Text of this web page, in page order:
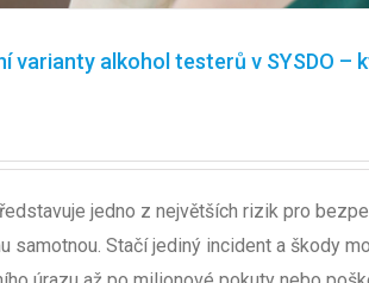
varianty alkohol testerů v SYSDO –
jedno z největších rizik pro
samotnou. Stačí jediný incident a škody